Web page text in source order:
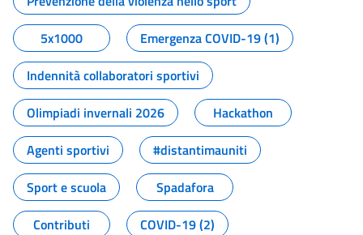
5x1000
Emergenza COVID-19 (1)
Indennità collaboratori sportivi
Olimpiadi invernali 2026
Hackathon
Agenti sportivi
#distantimauniti
Sport e scuola
Spadafora
Contributi
COVID-19 (2)